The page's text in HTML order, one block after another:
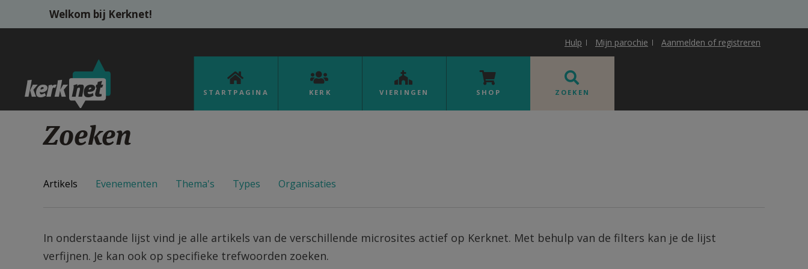
Overslaan en naar de inhoud gaan
Welkom bij Kerknet!
Hulp Mijn parochie Aanmelden of registreren
STARTPAGINA KERK VIERINGEN SHOP ZOEKEN
Zoeken
Artikels Evenementen Thema's Types Organisaties
In onderstaande lijst vind je alle artikels van de verschillende microsites actief op Kerknet. Met behulp van de filters kan je de lijst
verfijnen. Je kan ook op specifieke trefwoorden zoeken.